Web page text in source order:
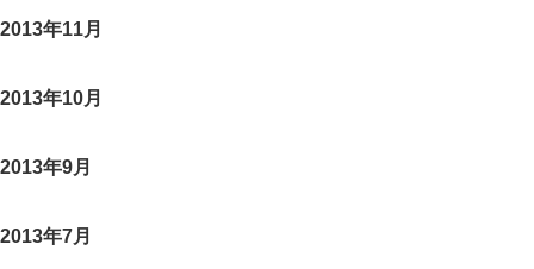
2013年11月
2013年10月
2013年9月
2013年7月